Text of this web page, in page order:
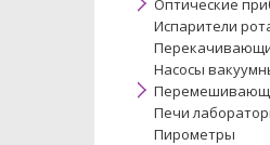
Оптические
Испарители
Насосы
Печи
Пирометры